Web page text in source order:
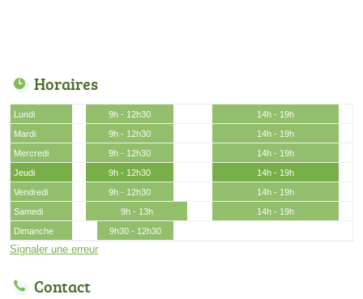
Horaires
Lundi 9h - 12h30
14h - 19h
Mardi
9h - 12h30
14h - 19h
Mercredi
9h - 12h30
14h - 19h
Jeudi
9h - 12h30
14h - 19h
Vendredi
9h - 12h30
14h - 19h
Samedi
9h - 13h
14h - 19h
Dimanche
9h30 - 12h30
Signaler une erreur
Contact